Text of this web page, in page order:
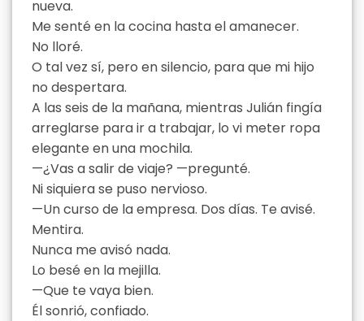
nueva.
Me senté en la cocina hasta el amanecer.
No lloré.
O tal vez sí, pero en silencio, para que mi hijo
no despertara.
A las seis de la mañana, mientras Julián fingía
arreglarse para ir a trabajar, lo vi meter ropa
elegante en una mochila.
—¿Vas a salir de viaje? —pregunté.
Ni siquiera se puso nervioso.
—Un curso de la empresa. Dos días. Te avisé.
Mentira.
Nunca me avisó nada.
Lo besé en la mejilla.
—Que te vaya bien.
Él sonrió, confiado.